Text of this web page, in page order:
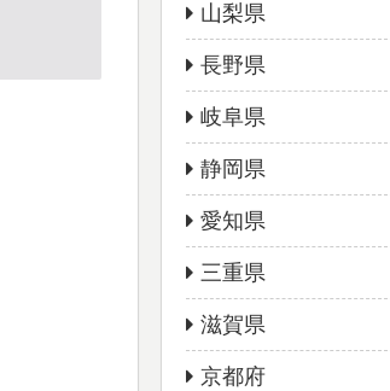
山梨県
長野県
岐阜県
静岡県
愛知県
三重県
滋賀県
京都府